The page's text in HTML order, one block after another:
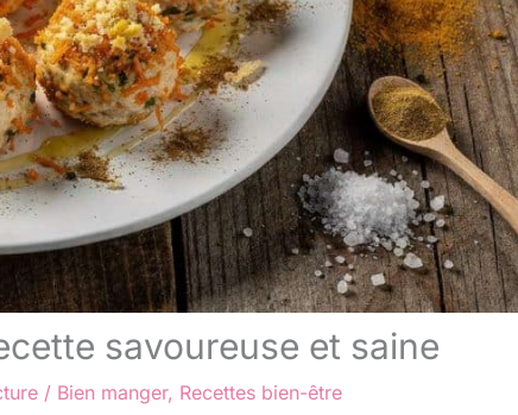
savoureuse et saine
/ Bien manger, Recettes bien-être